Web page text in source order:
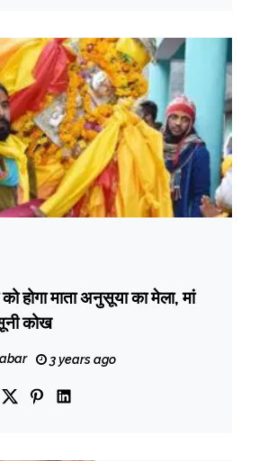
होगा माता अनुसूया का मेला, मां
कोख
3 years ago